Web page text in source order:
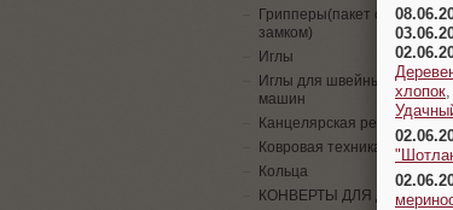
Грипперы(пакет с
замком)
Иглы
Иглы для швейных
машин
Канцелярская резинка
Ковровая техника
Кольца
КОНВЕРТЫ ДЛЯ ДЕНЕГ
хлопок